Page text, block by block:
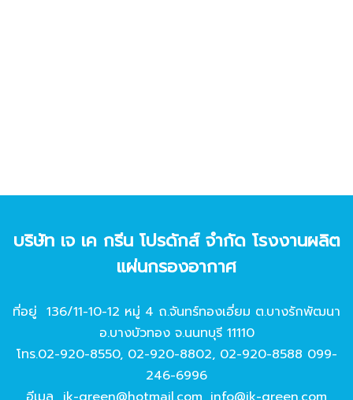
บริษัท เจ เค กรีน โปรดักส์ จํากัด โรงงานผลิต
แผ่นกรองอากาศ
ที่อยู่ 136/11-10-12 หมู่ 4 ถ.จันทร์ทองเอี่ยม ต.บางรักพัฒนา
อ.บางบัวทอง จ.นนทบุรี 11110
โทร.02-920-8550, 02-920-8802, 02-920-8588 099-
246-6996